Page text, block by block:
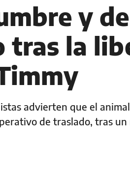
y
la
advierten que el
de traslado, tras un